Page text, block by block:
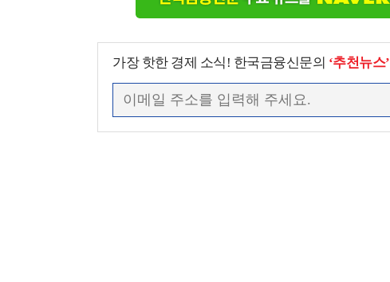
가장 핫한 경제 소식! 한국금융신문의 ‘추천뉴스’